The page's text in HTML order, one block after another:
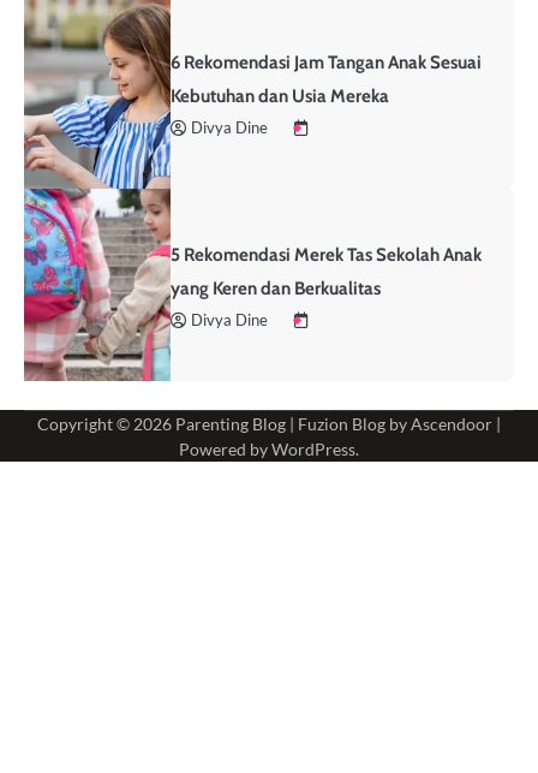
6 Rekomendasi Jam Tangan Anak Sesuai
Kebutuhan dan Usia Mereka
Divya Dine
5 Rekomendasi Merek Tas Sekolah Anak
yang Keren dan Berkualitas
Divya Dine
Copyright © 2026 Parenting Blog | Fuzion Blog byAscendoor |
Powered byWordPress.